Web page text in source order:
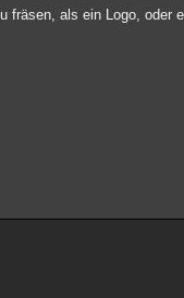
als ein Logo, oder